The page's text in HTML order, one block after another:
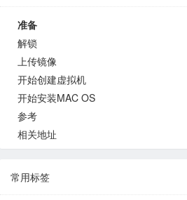
准备
解锁
上传镜像
开始创建虚拟机
开始安装MAC OS
参考
相关地址
常用标签